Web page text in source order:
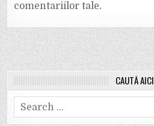
comentariilor tale.
CAUTĂ AICI
Search
for: